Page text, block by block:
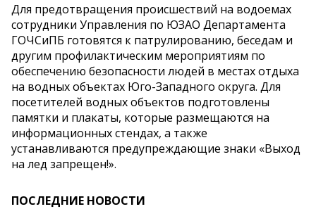
Для предотвращения происшествий на водоемах
сотрудники Управления по ЮЗАО Департамента
ГОЧСиПБ готовятся к патрулированию, беседам и
другим профилактическим мероприятиям по
обеспечению безопасности людей в местах отдыха
на водных объектах Юго-Западного округа. Для
посетителей водных объектов подготовлены
памятки и плакаты, которые размещаются на
информационных стендах, а также
устанавливаются предупреждающие знаки «Выход
на лед запрещен!».
ПОСЛЕДНИЕ НОВОСТИ